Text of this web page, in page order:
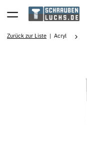
Zurück zur Liste Acryl